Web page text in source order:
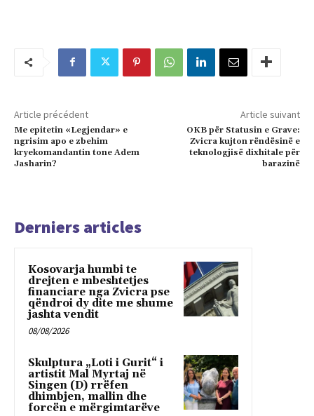
Article précédent
Me epitetin «Legjendar» e
ngrisim apo e zbehim
kryekomandantin tone Adem
Jasharin?
Article suivant
OKB për Statusin e Grave:
Zvicra kujton rëndësinë e
teknologjisë dixhitale për
barazinë
Derniers articles
Kosovarja humbi te
drejten e mbeshtetjes
financiare nga Zvicra pse
qëndroi dy dite me shume
jashta vendit
08/08/2026
Skulptura „Loti i Gurit“ i
artistit Mal Myrtaj në
Singen (D) rrëfen
dhimbjen, mallin dhe
forcën e mërgimtarëve